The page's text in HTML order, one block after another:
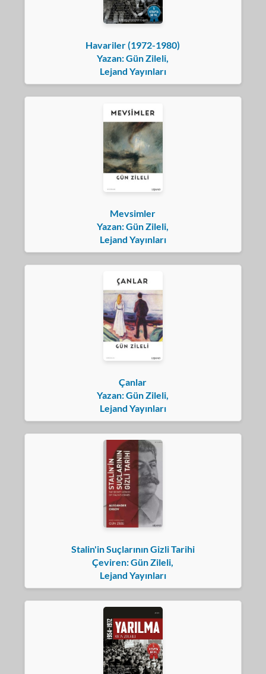
Havariler (1972-1980)
Yazan: Gün Zileli,
Lejand Yayınları
Mevsimler
Yazan: Gün Zileli,
Lejand Yayınları
Çanlar
Yazan: Gün Zileli,
Lejand Yayınları
Stalin'in Suçlarının Gizli Tarihi
Çeviren: Gün Zileli,
Lejand Yayınları